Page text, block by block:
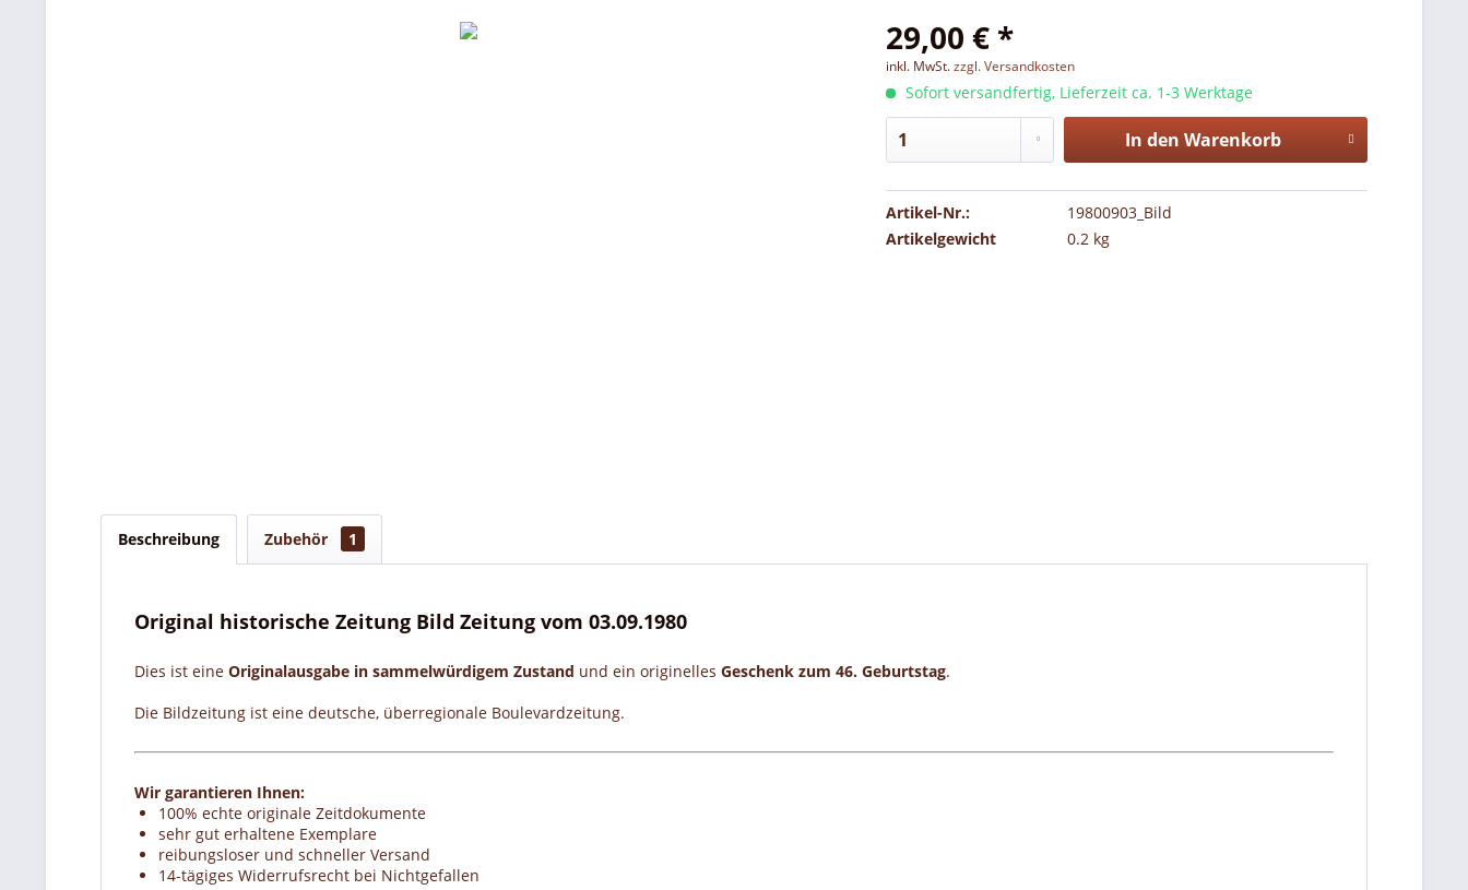
29,00 € *
inkl. MwSt.zzgl. Versandkosten
Sofort versandfertig, Lieferzeit ca. 1-3 Werktage
In den Warenkorb
Artikel-Nr.:
19800903_Bild
Artikelgewicht
0.2 kg
Beschreibung Zubehör 1
Original historische Zeitung Bild Zeitung vom 03.09.1980
Dies ist eine Originalausgabe in sammelwürdigem Zustand und ein originelles Geschenk zum 46. Geburtstag.
Die Bildzeitung ist eine deutsche, überregionale Boulevardzeitung.
Wir garantieren Ihnen:
100% echte originale Zeitdokumente
sehr gut erhaltene Exemplare
reibungsloser und schneller Versand
14-tägiges Widerrufsrecht bei Nichtgefallen